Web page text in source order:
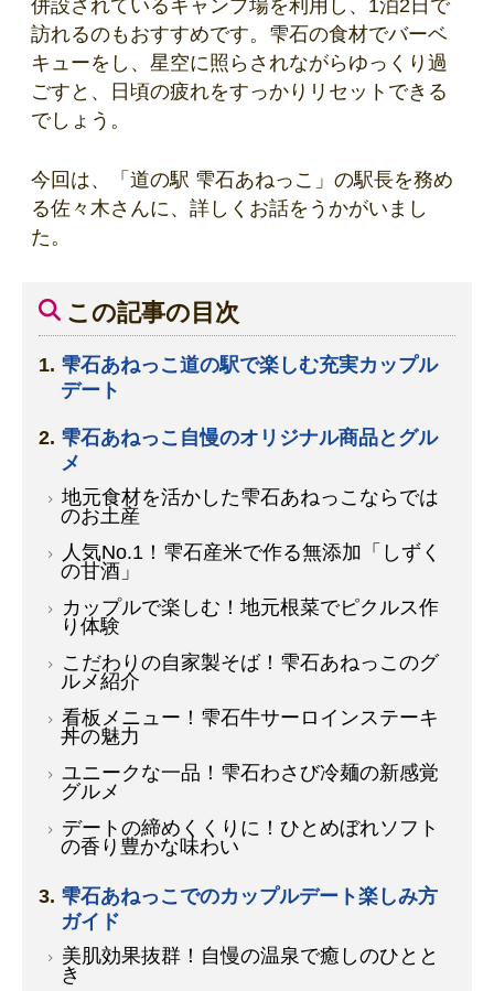
併設されているキャンプ場を利用し、1泊2日で
訪れるのもおすすめです。雫石の食材でバーベ
キューをし、星空に照らされながらゆっくり過
ごすと、日頃の疲れをすっかりリセットできる
でしょう。
今回は、「道の駅 雫石あねっこ」の駅長を務め
る佐々木さんに、詳しくお話をうかがいまし
た。
この記事の目次
雫石あねっこ道の駅で楽しむ充実カップル
デート
雫石あねっこ自慢のオリジナル商品とグル
メ
地元食材を活かした雫石あねっこならでは
のお土産
人気No.1！雫石産米で作る無添加「しずく
の甘酒」
カップルで楽しむ！地元根菜でピクルス作
り体験
こだわりの自家製そば！雫石あねっこのグ
ルメ紹介
看板メニュー！雫石牛サーロインステーキ
丼の魅力
ユニークな一品！雫石わさび冷麺の新感覚
グルメ
デートの締めくくりに！ひとめぼれソフト
の香り豊かな味わい
雫石あねっこでのカップルデート楽しみ方
ガイド
美肌効果抜群！自慢の温泉で癒しのひとと
き